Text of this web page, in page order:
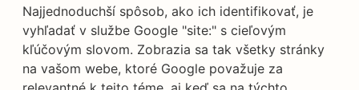
Najjednoduchší spôsob, ako ich identifikovať, je
vyhľadať v službe Google "site:" s cieľovým
kľúčovým slovom. Zobrazia sa tak všetky stránky
na vašom webe, ktoré Google považuje za